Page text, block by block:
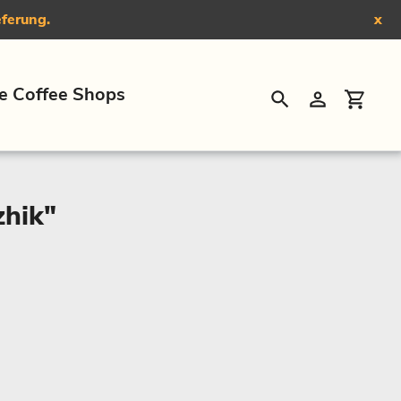
x
Coffee Shops
SuchenEinloggen